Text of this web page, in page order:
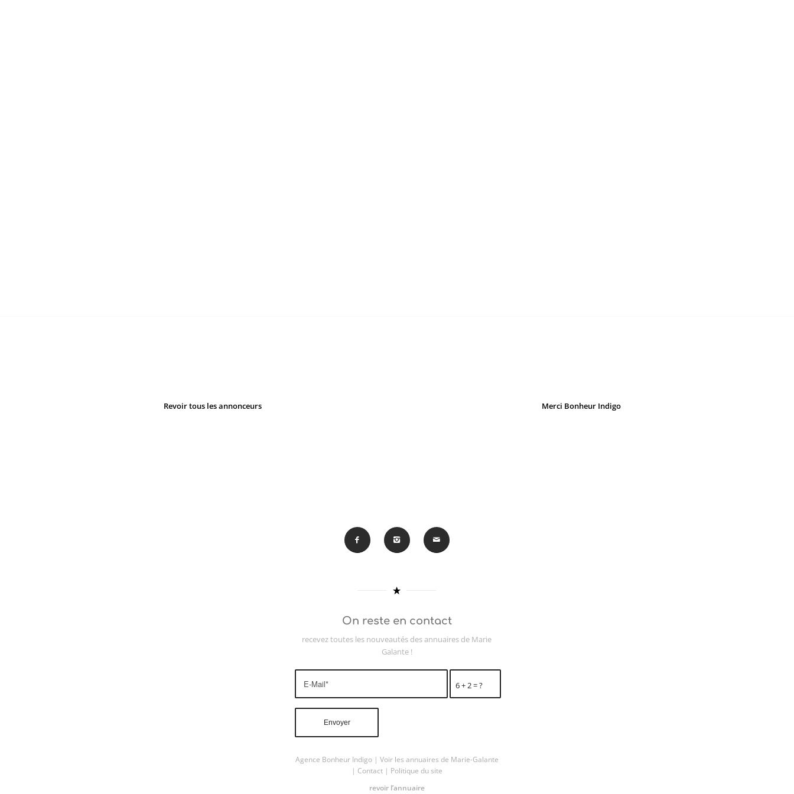
Revoir tous les annonceurs Merci Bonheur Indigo
On reste en contact
recevez toutes les nouveautés des annuaires de Marie
Galante !
6 + 2 = ?
Agence Bonheur Indigo| Voir les annuaires de Marie-Galante
| Contact| Politique du site
revoir l’annuaire